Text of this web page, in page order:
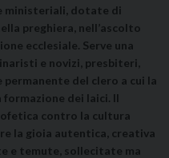
ministeriali, dotate di
preghiera, nell’ascolto
ecclesiale. Serve una
e novizi, presbiteri,
del clero a cui la
dei laici. Il
contro la cultura
la gioia autentica, creativa
e temute, sollecitate ma